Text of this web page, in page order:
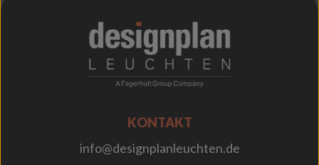
KONTAKT
info@designplanleuchten.de